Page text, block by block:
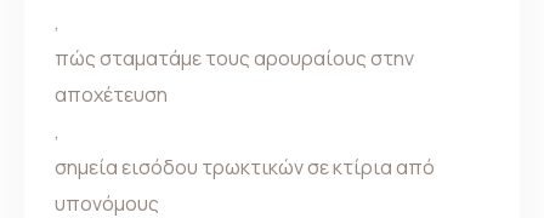
,
πώς σταματάμε τους αρουραίους στην
αποχέτευση
,
σημεία εισόδου τρωκτικών σε κτίρια από
υπονόμους